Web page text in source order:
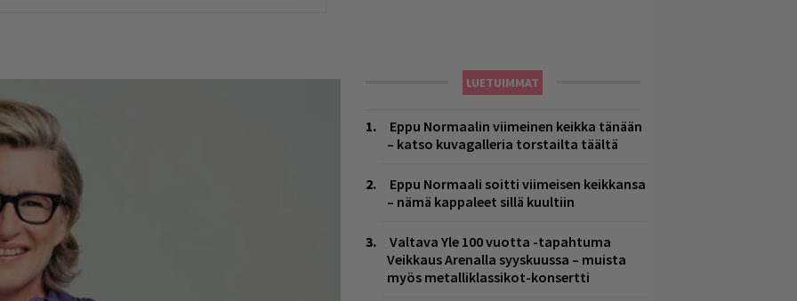
LUETUIMMAT
Eppu Normaalin viimeinen keikka tänään
– katso kuvagalleria torstailta täältä
Eppu Normaali soitti viimeisen keikkansa
– nämä kappaleet sillä kuultiin
Valtava Yle 100 vuotta -tapahtuma
Veikkaus Arenalla syyskuussa – muista
myös metalliklassikot-konsertti